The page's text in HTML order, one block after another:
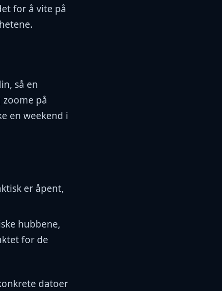
for å vite på
så en
på
en weekend i
er åpent,
hubbene,
for de
datoer